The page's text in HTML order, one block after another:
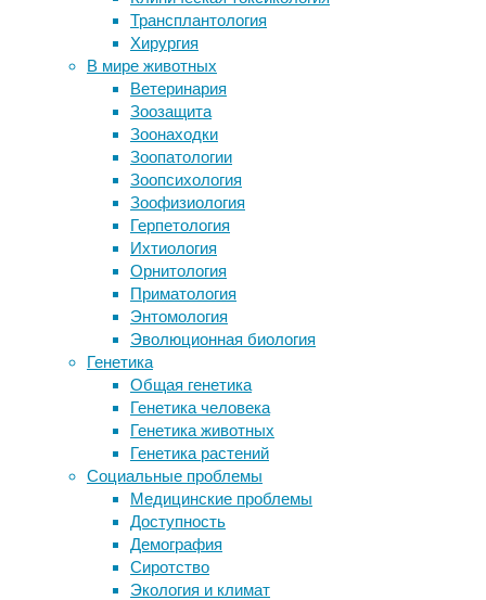
Трансплантология
Хирургия
В мире животных
Ветеринария
Зоозащита
Зоонаходки
Зоопатологии
Зоопсихология
Зоофизиология
Герпетология
Ихтиология
Орнитология
Приматология
Энтомология
Эволюционная биология
Генетика
Общая генетика
Генетика человека
Генетика животных
Генетика растений
Социальные проблемы
Медицинские проблемы
Доступность
Демография
Сиротство
Экология и климат
тела
гены
одни
и
те
же
конечно,
если
все
они
принадлежат
одному
тому
же
индивидууму.
Но
мышечная
клетка
всё
же
отличается
от
клетки
печени,
полной жизнью
Как многоклеточные научились
управлять своими клетками
Откуда взялась право- или
леворукость?
Генная терапия вылечила мышей в
утробе матери
Реки выдыхают «тысячелетний»
углекислый газ
Следите за новостями